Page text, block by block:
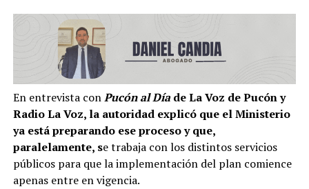
En entrevista conPucón al Díade La Voz de Pucón y
Radio La Voz, la autoridad explicó que el Ministerio
ya está preparando ese proceso y que,
paralelamente, se trabaja con los distintos servicios
públicos para que la implementación del plan comience
apenas entre en vigencia.